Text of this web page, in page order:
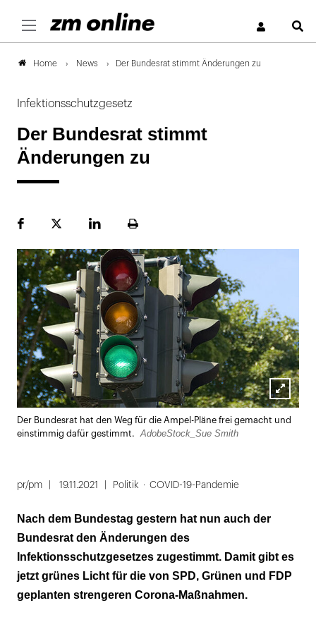
Home News Der Bundesrat stimmt Änderungen zu
Infektionsschutzgesetz
Der Bundesrat stimmt
Änderungen zu
FacebookPlattformLinekdInSeite
Lightbox
öffnen
Der Bundesrat hat den Weg für die Ampel-Pläne frei gemacht und
einstimmig dafür gestimmt.
AdobeStock_Sue Smith
pr/pm 19.11.2021 Politik COVID-19-Pandemie
Nach dem Bundestag gestern hat nun auch der
Bundesrat den Änderungen des
Infektionsschutzgesetzes zugestimmt. Damit gibt es
jetzt grünes Licht für die von SPD, Grünen und FDP
geplanten strengeren Corona-Maßnahmen.